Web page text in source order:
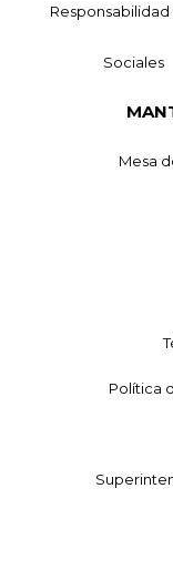
Responsabilidad
Sociales
Mesa
Política